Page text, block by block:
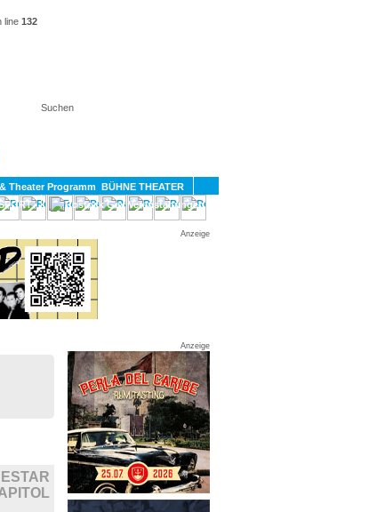
line 132
BÜHNE THEATER
GAY
Anzeige
Anzeige